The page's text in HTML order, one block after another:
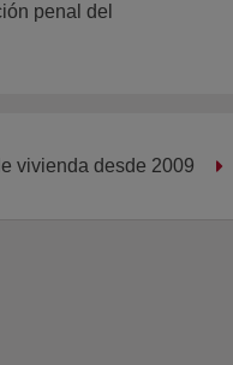
penal del
vivienda desde 2009